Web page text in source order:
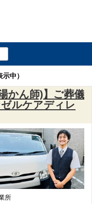
中）
かん師)】ご葬儀
ルケアディレ
所